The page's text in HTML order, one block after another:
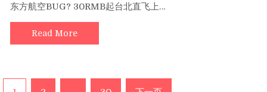
方
航
空
BUG?
东方航空BUG? 30RMB起台北直飞上…
Read More
文